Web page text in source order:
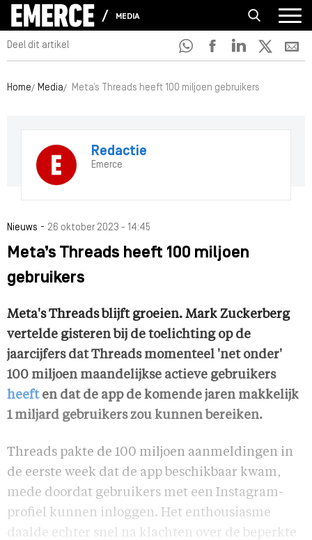
MEDIA
Deel dit artikel
Home Media Meta’s Threads heeft 100 miljoen gebruikers
Redactie
Emerce
Nieuws - 26 oktober 2023 - 14:45
Meta’s Threads heeft 100 miljoen
gebruikers
Meta's Threads blijft groeien. Mark Zuckerberg
vertelde gisteren bij de toelichting op de
jaarcijfers dat Threads momenteel 'net onder'
100 miljoen maandelijkse actieve gebruikers
heeften dat de app de komende jaren makkelijk
1 miljard gebruikers zou kunnen bereiken.
Threads pakte de 100 miljoen aanmeldingen in
de eerste week dat de app beschikbaar kwam,
mede doordat gebruikers met een Instagram-
profiel kunnen inloggen. Het enthousiasme
daalde echter snel na klachten over de beperkte